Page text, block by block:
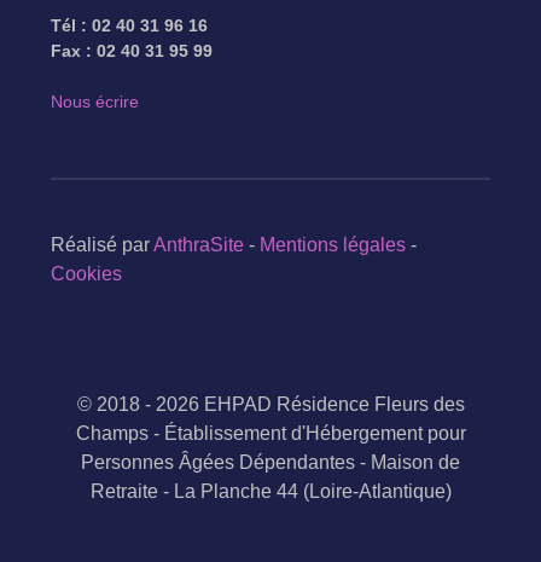
Tél : 02 40 31 96 16
Fax : 02 40 31 95 99
Nous écrire
Réalisé parAnthraSite - Mentions légales -
Cookies
© 2018 - 2026 EHPAD Résidence Fleurs des
Champs - Établissement d'Hébergement pour
Personnes Âgées Dépendantes - Maison de
Retraite - La Planche 44 (Loire-Atlantique)